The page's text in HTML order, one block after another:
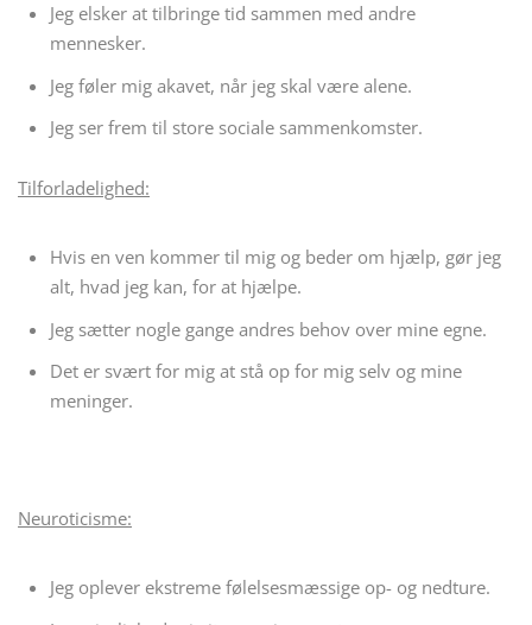
Jeg elsker at tilbringe tid sammen med andre
mennesker.
Jeg føler mig akavet, når jeg skal være alene.
Jeg ser frem til store sociale sammenkomster.
Tilforladelighed:
Hvis en ven kommer til mig og beder om hjælp, gør jeg
alt, hvad jeg kan, for at hjælpe.
Jeg sætter nogle gange andres behov over mine egne.
Det er svært for mig at stå op for mig selv og mine
meninger.
Neuroticisme:
Jeg oplever ekstreme følelsesmæssige op- og nedture.